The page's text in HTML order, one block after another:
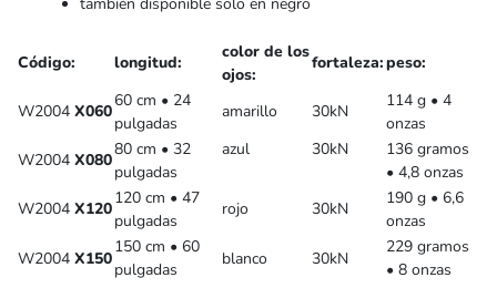
Código: longitud:
color de los
ojos:
fortaleza:peso:
W2004 X060
60 cm • 24
pulgadas
amarillo 30kN
114 g • 4
onzas
W2004 X080
80 cm • 32
pulgadas
azul 30kN
136 gramos
• 4,8 onzas
W2004 X120
120 cm • 47
pulgadas
rojo 30kN
190 g • 6,6
onzas
W2004 X150
150 cm • 60
pulgadas
blanco 30kN
229 gramos
• 8 onzas